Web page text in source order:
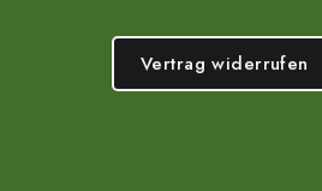
Vertrag widerrufen